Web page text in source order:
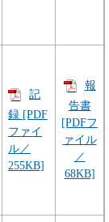
記
録 [PDF
ファイ
ル／
255KB]
報
告書
[PDFフ
ァイル
／
68KB]